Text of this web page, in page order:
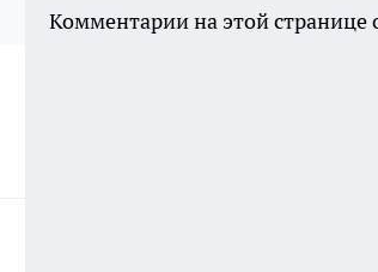
Комментарии на этой странице